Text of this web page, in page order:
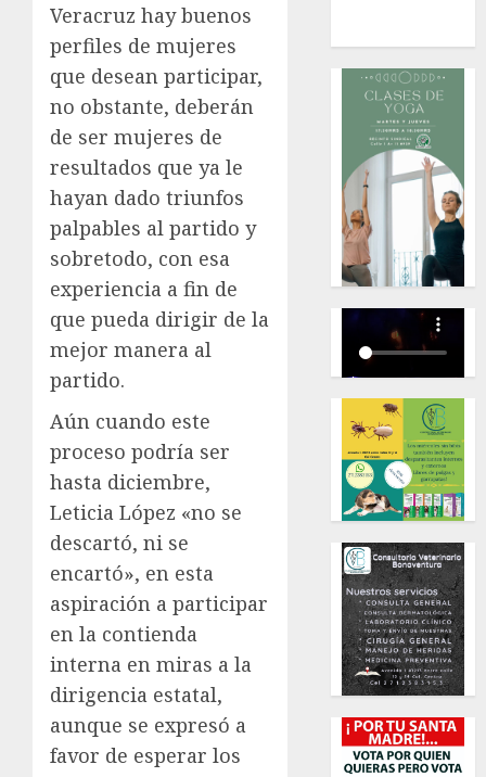
Veracruz hay buenos
perfiles de mujeres
que desean participar,
no obstante, deberán
de ser mujeres de
resultados que ya le
hayan dado triunfos
palpables al partido y
sobretodo, con esa
experiencia a fin de
que pueda dirigir de la
mejor manera al
partido.
Aún cuando este
proceso podría ser
hasta diciembre,
Leticia López «no se
descartó, ni se
encartó», en esta
aspiración a participar
en la contienda
interna en miras a la
dirigencia estatal,
aunque se expresó a
favor de esperar los